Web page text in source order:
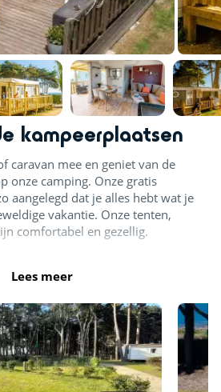
kampeerplaatsen
caravan mee en geniet van de
onze camping. Onze gratis
aangelegd dat je alles hebt wat je
vakantie. Onze tenten,
comfortabel en gezellig.
Lees meer